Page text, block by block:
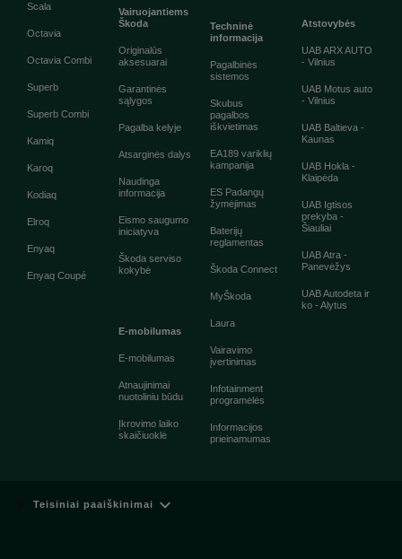
Scala
Octavia
Octavia Combi
Superb
Superb Combi
Kamiq
Karoq
Kodiaq
Elroq
Enyaq
Enyaq Coupé
Vairuojantiems
Škoda
Originalūs
aksesuarai
Garantinės
sąlygos
Pagalba kelyje
Atsarginės dalys
Naudinga
informacija
Eismo saugumo
iniciatyva
Škoda serviso
kokybė
E-mobilumas
E-mobilumas
Atnaujinimai
nuotoliniu būdu
Įkrovimo laiko
skaičiuoklė
Techninė
informacija
Pagalbinės
sistemos
Skubus
pagalbos
iškvietimas
EA189 variklių
kampanija
ES Padangų
žymėjimas
Baterijų
reglamentas
Škoda Connect
MyŠkoda
Laura
Vairavimo
įvertinimas
Infotainment
programėlės
Informacijos
prieinamumas
Atstovybės
UAB ARX AUTO
- Vilnius
UAB Motus auto
- Vilnius
UAB Baltieva -
Kaunas
UAB Hokla -
Klaipėda
UAB Igtisos
prekyba -
Šiauliai
UAB Atra -
Panevėžys
UAB Autodeta ir
ko - Alytus
Teisiniai paaiškinimai